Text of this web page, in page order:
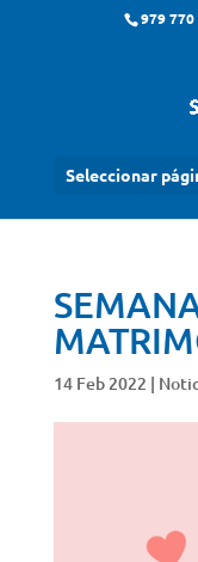
979 770
Seleccionar
14 Feb 2022 |